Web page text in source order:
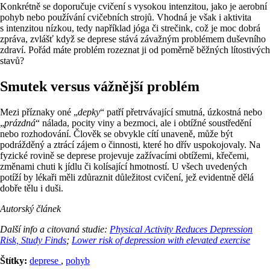
Konkrétně se doporučuje cvičení s vysokou intenzitou, jako je aerobní
pohyb nebo používání cvičebních strojů. Vhodná je však i aktivita
s intenzitou nízkou, tedy například jóga či strečink, což je moc dobrá
zpráva, zvlášť když se deprese stává závažným problémem duševního
zdraví. Pořád máte problém rozeznat ji od poměrně běžných lítostivých
stavů?
Smutek versus vážnější problém
Mezi příznaky oné „depky“ patří přetrvávající smutná, úzkostná nebo
„prázdná“ nálada, pocity viny a bezmoci, ale i obtížné soustředění
nebo rozhodování. Člověk se obvykle cítí unaveně, může být
podrážděný a ztrácí zájem o činnosti, které ho dřív uspokojovaly. Na
fyzické rovině se deprese projevuje zažívacími obtížemi, křečemi,
změnami chuti k jídlu či kolísající hmotností. U všech uvedených
potíží by lékaři měli zdůraznit důležitost cvičení, jež evidentně dělá
dobře tělu i duši.
Autorský článek
Další info a citovaná studie: Physical Activity Reduces Depression
Risk, Study Finds; Lower risk of depression with elevated exercise
Štítky: deprese , pohyb